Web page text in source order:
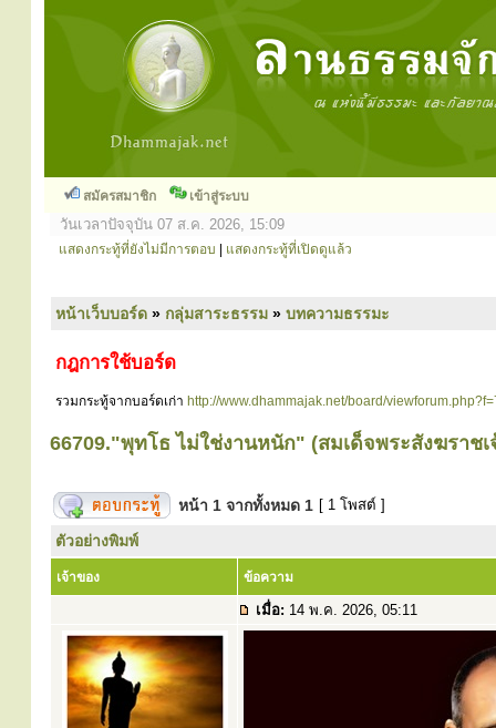
สมัครสมาชิก เข้าสู่ระบบ
วันเวลาปัจจุบัน 07 ส.ค. 2026, 15:09
แสดงกระทู้ที่ยังไม่มีการตอบ แสดงกระทู้ที่เปิดดูแล้ว
หน้าเว็บบอร์ด » กลุ่มสาระธรรม » บทความธรรมะ
กฎการใช้บอร์ด
รวมกระทู้จากบอร์ดเก่า http://www.dhammajak.net/board/
66709."พุทโธ ไม่ใช่งานหนัก" (สมเด็จพระสังฆราชเ
หน้า 1 จากทั้งหมด 1 [ 1 โพสต์ ]
ตัวอย่างพิมพ์
เจ้าของ ข้อความ
เมื่อ: 14 พ.ค. 2026, 05:11